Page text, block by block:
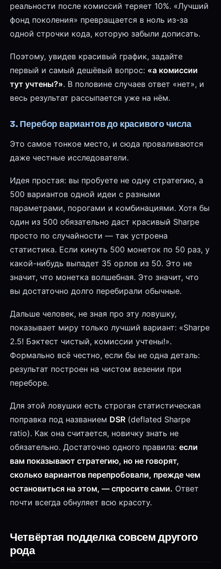
реальности после комиссий теряет 10%. «Лучший
фонд поколения» превращается в ноль из-за
одной строчки кода, которую забыли дописать.
Поэтому, увидев красивый график, задайте
первый и самый дешёвый вопрос: «а комиссии
тут учтены?». В половине случаев ответ «нет», и
весь результат рассыпается уже на нём.
3. Перебор вариантов до красивого числа
Это самое тонкое место, и сюда проваливаются
даже честные исследователи.
Идея простая: вы пробуете не одну стратегию, а
500 вариантов одной идеи с разными
параметрами, порогами и комбинациями. Хотя бы
один из 500 обязательно даст красивый Sharpe
просто по случайности — так устроена
статистика. Если кинуть 500 монеток по 50 раз, у
какой-нибудь выпадет 35 орлов из 50. Это не
значит, что монетка волшебная. Это значит, что
вы достаточно долго перебирали обычные.
Дальше человек, не зная про эту ловушку,
показывает миру только лучший вариант: «Sharpe
2.5! Бэктест чистый, комиссии учтены!».
Формально всё честно, если бы не одна деталь:
результат построен на чистом везении при
переборе.
Для этой ловушки есть строгая статистическая
поправка под названием DSR (deflated Sharpe
ratio). Как она считается, новичку знать не
обязательно. Достаточно одного правила: если
вам показывают стратегию, но не говорят,
сколько вариантов перепробовали, прежде чем
остановиться на этом, — спросите сами. Ответ
почти всегда обнуляет всю красоту.
Четвёртая подделка совсем другого
рода